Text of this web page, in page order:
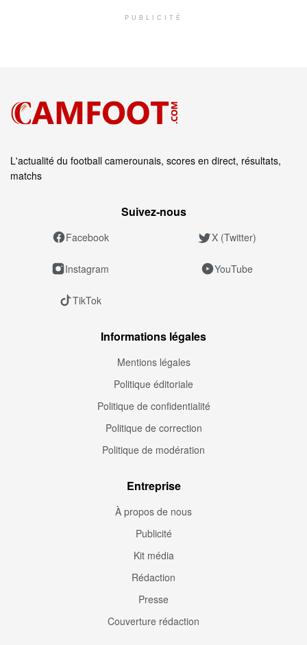
PUBLICITÉ
L'actualité du football camerounais, scores en direct, résultats,
matchs
Suivez‑nous
Facebook X (Twitter)
Instagram YouTube
TikTok
Informations légales
Mentions légales
Politique éditoriale
Politique de confidentialité
Politique de correction
Politique de modération
Entreprise
À propos de nous
Publicité
Kit média
Rédaction
Presse
Couverture rédaction